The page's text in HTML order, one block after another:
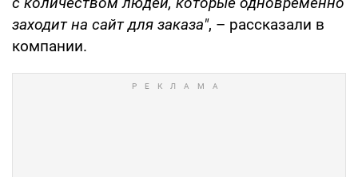
заходит на сайт для заказа", – рассказали в
компании.